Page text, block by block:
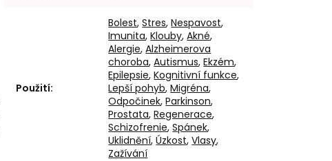
Použití:
Bolest,Stres,Nespavost,
Imunita,Klouby,Akné,
Alergie,Alzheimerova
choroba,Autismus,Ekzém,
Epilepsie,Kognitivní funkce,
Lepší pohyb,Migréna,
Odpočinek,Parkinson,
Prostata,Regenerace,
Schizofrenie,Spánek,
Uklidnění,Úzkost,Vlasy,
Zažívání